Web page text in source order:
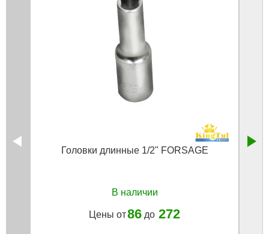
Головки длинные 1/2" FORSAGE
В наличии
Цены от86 до 272